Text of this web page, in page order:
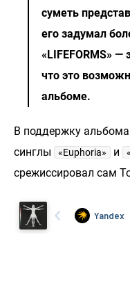
суметь
его задумал
«LIFEFORMS» —
что это
альбоме.
В поддержку
синглы
«Euphoria» и
срежиссировал сам